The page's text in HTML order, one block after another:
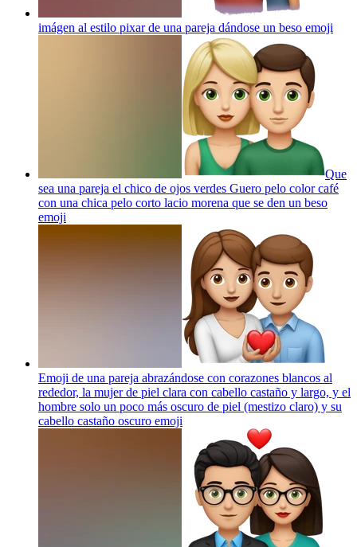
imágen al estilo pixar de una pareja dándose un beso emoji
Que
sea una pareja el chico de ojos verdes Guero pelo color café
con una chica pelo corto lacio morena que se den un beso
emoji
Emoji de una pareja abrazándose con corazones blancos al
rededor, la mujer de piel clara con cabello castaño y largo, y el
hombre solo un poco más oscuro de piel (mestizo claro) y su
cabello castaño oscuro emoji